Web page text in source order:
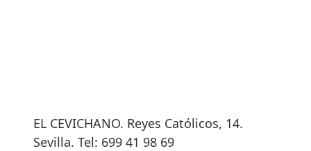
EL CEVICHANO. Reyes Católicos, 14.
Sevilla. Tel: 699 41 98 69